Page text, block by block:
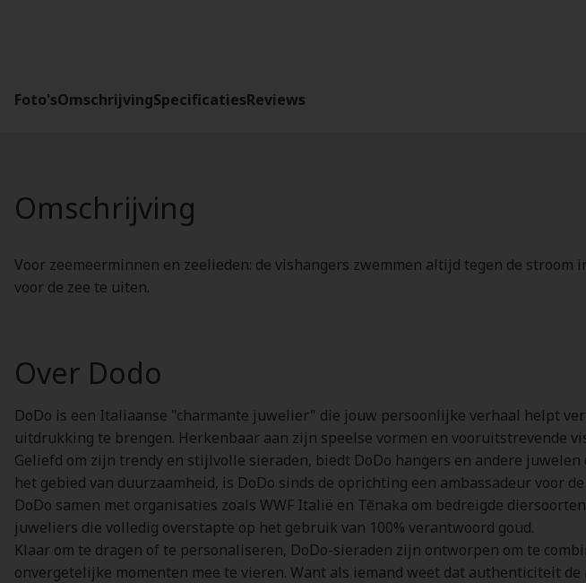
Foto'sOmschrijvingSpecificatiesReviews
Omschrijving
Voor zeemeerminnen en zeelieden: de vishangers zwemmen altijd tegen de
voor de zee te uiten.
Over Dodo
DoDo is een Italiaanse "charmante juwelier" die jouw persoonlijke verhaal helpt
uitdrukking te brengen. Herkenbaar aan zijn speelse vormen en vooruitstrevende
Geliefd om zijn trendy en stijlvolle sieraden, biedt DoDo hangers en andere
het gebied van duurzaamheid, is DoDo sinds de oprichting een ambassadeur
DoDo samen met organisaties zoals WWF Italië en Tēnaka om bedreigde
juweliers die volledig overstapte op het gebruik van 100% verantwoord goud.
Klaar om te dragen of te personaliseren, DoDo-sieraden zijn ontworpen om te
onvergetelijke momenten mee te vieren. Want als iemand weet dat authenticiteit